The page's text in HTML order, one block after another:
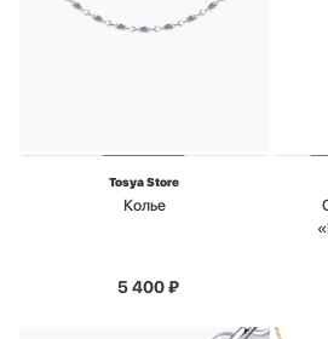
Tosya Store
Колье
5 400₽